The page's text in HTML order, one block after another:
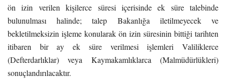
ön izin verilen kişilerce süresi içerisinde ek süre talebinde
bulunulması halinde; talep Bakanlığa iletilmeyecek ve
bekletilmeksizin işleme konularak ön izin süresinin bittiği tarihten
itibaren bir ay ek süre verilmesi işlemleri Valiliklerce
(Defterdarlıklar) veya Kaymakamlıklarca (Malmüdürlükleri)
sonuçlandırılacaktır.